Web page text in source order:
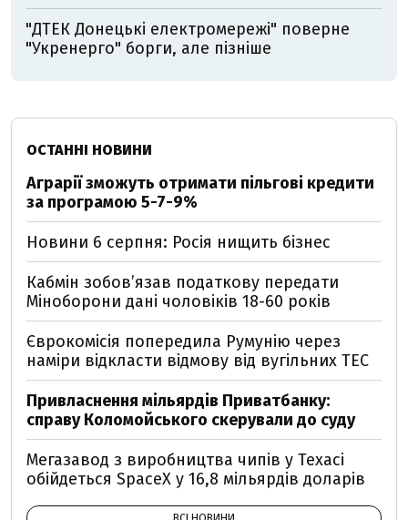
"ДТЕК Донецькі електромережі" поверне
"Укренерго" борги, але пізніше
ОСТАННІ НОВИНИ
Аграрії зможуть отримати пільгові кредити
за програмою 5-7-9%
Новини 6 серпня: Росія нищить бізнес
Кабмін зобовʼязав податкову передати
Міноборони дані чоловіків 18-60 років
Єврокомісія попередила Румунію через
наміри відкласти відмову від вугільних ТЕС
Привласнення мільярдів Приватбанку:
справу Коломойського скерували до суду
Мегазавод з виробництва чипів у Техасі
обійдеться SpaceX у 16,8 мільярдів доларів